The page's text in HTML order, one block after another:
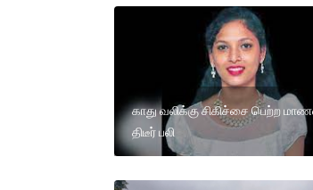
காது வலிக்கு சிகிச்சை பெற்ற
திடீர் பலி